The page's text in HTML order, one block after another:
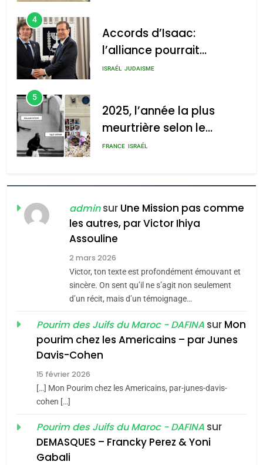
2025, l’année la plus
meurtrière selon le rapport
l’antisémitisme
admin 0
4
Accords d’Isaac:
l’alliance pourrait
s’étendre à 13 pays
ISRAÉL JUDAISME
5
2025, l’année la plus
meurtrière selon le
rapport d’ADL contre
FRANCE ISRAÉL
FIÈRE, DIGNE ET RÉSILIENTE :
POURQUOI JE REVENDIQUE
MA JUDAÏTE par Thérèse
Zrihen-Dvir
ISRAÉL JUDAISME
CE QUI NOUS MANQUE –
Jacques Hadida
JUDAISME
Maroc : Les amandes de
Tafraout, le miel de Tadla
du terroir
1
Oeil ravageur – Vanessa
De Loya Stauber
adminsur Une Mission pas comme
les autres, par Victor Ihiya
Assouline
2 mars 2026
Victor, ton texte est profondément émouvant et
sincère. On sent qu’il ne s’agit non seulement
d’un récit, mais d’un témoignage…
Pourim des Juifs du Maroc - DAFINA sur Mon
pourim chez les Americains – par Junes
Davis-Cohen
15 février 2026
[…] Mon Pourim chez les Americains, par-junes-davis-
cohen […]
Pourim des Juifs du Maroc - DAFINA sur
DEMASQUES – Francky Perez & Yoni
Gabali